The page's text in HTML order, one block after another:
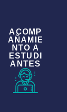
ACOMP
AÑAMIE
NTO A
ESTUDI
ANTES